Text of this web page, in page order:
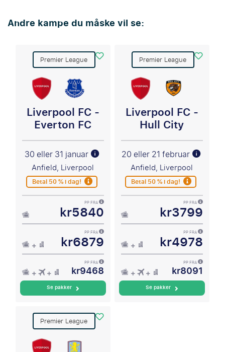
Andre kampe du måske vil se:
Premier League
Liverpool FC -
Everton FC
30 eller 31 januar
Anfield, Liverpool
Betal 50 % i dag!
PP FRA
kr5840
PP FRA
kr6879
PP FRA
kr9468
Se pakker
Premier League
Liverpool FC -
Hull City
20 eller 21 februar
Anfield, Liverpool
Betal 50 % i dag!
PP FRA
kr3799
PP FRA
kr4978
PP FRA
kr8091
Se pakker
Premier League